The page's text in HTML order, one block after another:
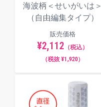
海波柄＜せいがいは＞
（自由編集タイプ）
販売価格
¥2,112 （税込）
（税抜 ¥1,920）